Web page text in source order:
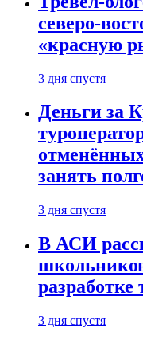
северо-
«красную
3 дня спустя
Деньги за
занять
3 дня спустя
В АСИ
3 дня спустя